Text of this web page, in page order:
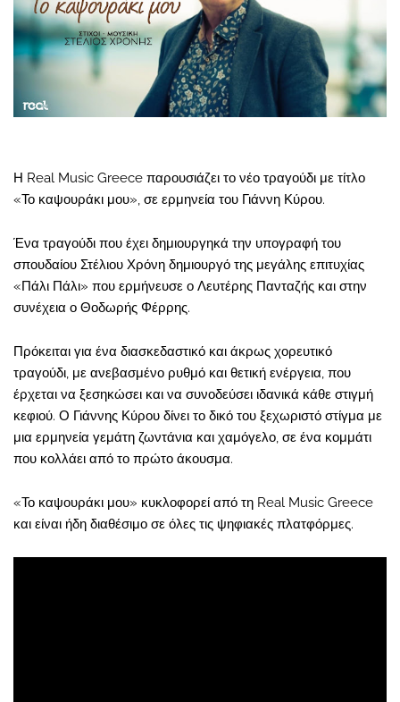
Η Real Music Greece παρουσιάζει το νέο τραγούδι με τίτλο
«Το καψουράκι μου», σε ερμηνεία του Γιάννη Κύρου.
Ένα τραγούδι που έχει δημιουργηκά την υπογραφή του
σπουδαίου Στέλιου Χρόνη δημιουργό της μεγάλης επιτυχίας
«Πάλι Πάλι» που ερμήνευσε ο Λευτέρης Πανταζής και στην
συνέχεια ο Θοδωρής Φέρρης.
Πρόκειται για ένα διασκεδαστικό και άκρως χορευτικό
τραγούδι, με ανεβασμένο ρυθμό και θετική ενέργεια, που
έρχεται να ξεσηκώσει και να συνοδεύσει ιδανικά κάθε στιγμή
κεφιού. Ο Γιάννης Κύρου δίνει το δικό του ξεχωριστό στίγμα με
μια ερμηνεία γεμάτη ζωντάνια και χαμόγελο, σε ένα κομμάτι
που κολλάει από το πρώτο άκουσμα.
«Το καψουράκι μου» κυκλοφορεί από τη Real Music Greece
και είναι ήδη διαθέσιμο σε όλες τις ψηφιακές πλατφόρμες.